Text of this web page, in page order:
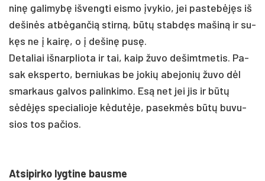
ninę ga­li­mybę iš­veng­ti eis­mo įvy­kio, jei pa­stebėjęs iš
de­šinės at­bėgan­čią stirną, būtų stabdęs ma­šiną ir su­
kęs ne į kairę, o į de­šinę pusę.
De­ta­liai iš­narp­lio­ta ir tai, kaip žu­vo de­šimt­me­tis. Pa­
sak eks­per­to, ber­niu­kas be jo­kių abe­jo­nių žu­vo dėl
smar­kaus gal­vos pa­lin­ki­mo. Esą net jei jis ir būtų
sėdėjęs spe­cia­lio­je kėdutė­je, pa­sekmės būtų bu­vu­
sios tos pa­čios.
At­si­pir­ko lyg­ti­ne baus­me